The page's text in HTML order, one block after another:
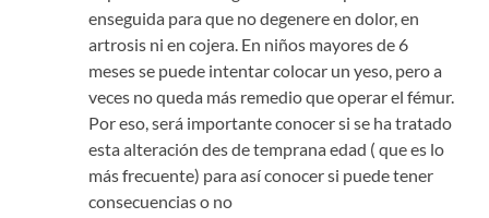
enseguida para que no degenere en dolor, en
artrosis ni en cojera. En niños mayores de 6
meses se puede intentar colocar un yeso, pero a
veces no queda más remedio que operar el fémur.
Por eso, será importante conocer si se ha tratado
esta alteración des de temprana edad ( que es lo
más frecuente) para así conocer si puede tener
consecuencias o no